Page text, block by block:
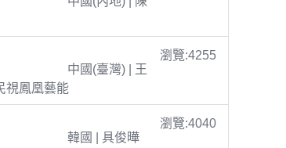
瀏覽:4255
中國(臺灣) | 王
視鳳凰藝能
瀏覽:4040
韓國 | 具俊曄